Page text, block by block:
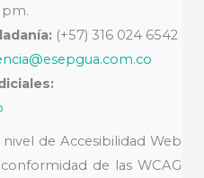
pm.
(+57) 316 024 6542
de Accesibilidad Web
de las WCAG